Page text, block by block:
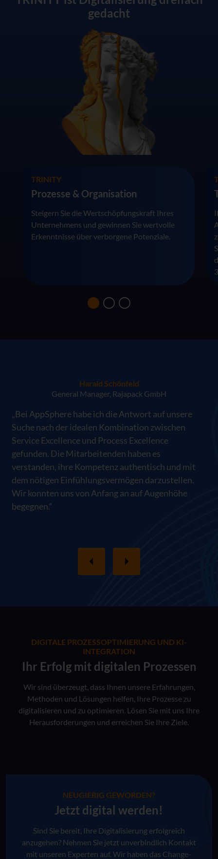
gedacht
TRINITY
Prozesse & Organisation
Steigern Sie die Wertschöpfungskraft Ihres
Unternehmens und gewinnen Sie wertvolle
Erkenntnisse über verborgene Potenziale.
Harald Schönfeld
General Manager, Rajapack GmbH
„Bei AppSphere habe ich die Antwort auf unsere
Suche nach der idealen Kombination zwischen
Service Excellence und Process Excellence
gefunden. Die Mitarbeitenden haben es
verstanden, ihre Kompetenz authentisch und mit
dem nötigen Einfühlungsvermögen darzustellen.
Wir konnten uns von Anfang an auf Augenhöhe
begegnen.“
DIGITALE PROZESSOPTIMIERUNG UND KI-
INTEGRATION
Ihr Erfolg mit digitalen Prozessen
Wir sind überzeugt, dass Ihnen unsere Erfahrungen,
Methoden und Lösungen helfen, Ihre Prozesse zu
digitalisieren und zu optimieren. Lösen Sie mit uns Ihre
Herausforderungen und erreichen Sie Ihre Ziele.
NEUGIERIG GEWORDEN?
Jetzt digital werden!
Sind Sie bereit, Ihre Digitalisierung erfolgreich
anzugehen? Nehmen Sie jetzt unverbindlich Kontakt
mit unseren Experten auf. Wir haben das Change-